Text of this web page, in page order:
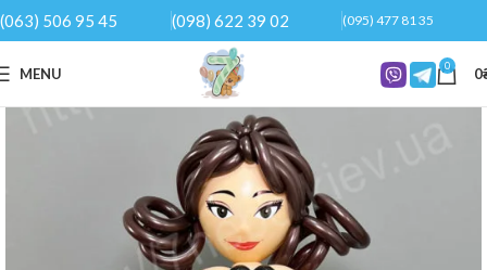
(063) 506 95 45 (098) 622 39 02 (095) 477 81 35
MENU 0 0